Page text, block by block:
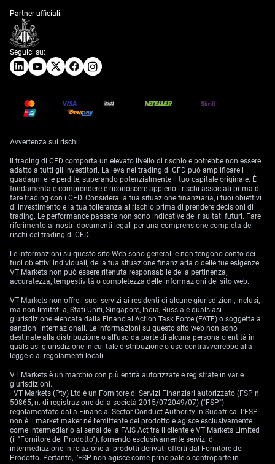
Seguici su:
Partner ufficiali:
Avvertenza sui rischi:
Il trading di CFD comporta un elevato livello di rischio e potrebbe non essere
adatto a tutti gli investitori. La leva nel trading di CFD può amplificare i
guadagni e le perdite, superando potenzialmente il tuo capitale originale. È
fondamentale comprendere e riconoscere appieno i rischi associati prima di
fare trading con i CFD. Considera la tua situazione finanziaria, i tuoi obiettivi
di investimento e la tua tolleranza al rischio prima di prendere decisioni di
trading. Le performance passate non sono indicative dei risultati futuri. Fare
riferimento ai nostri documenti legali per una comprensione completa dei
rischi del trading di CFD.
Le informazioni su questo sito Web sono generali e non tengono conto dei
tuoi obiettivi individuali, della tua situazione finanziaria o delle tue esigenze.
VT Markets non può essere ritenuta responsabile della pertinenza,
accuratezza, tempestività o completezza delle informazioni del sito web.
VT Markets non offre i suoi servizi ai residenti di alcune giurisdizioni, inclusi,
ma non limitati a, Stati Uniti, Singapore, India, Russia e qualsiasi
giurisdizione elencata dalla Financial Action Task Force (FATF) o soggetta a
sanzioni internazionali. Le informazioni su questo sito web non sono
destinate alla distribuzione o all'uso da parte di alcuna persona o entità in
qualsiasi giurisdizione in cui tale distribuzione o uso contravverrebbe alla
legge o ai regolamenti locali.
VT Markets è un marchio con più entità autorizzate e registrate in varie
giurisdizioni.
· VT Markets (Pty) Ltd è un Fornitore di Servizi Finanziari autorizzato (FSP n.
50865, n. di registrazione della società 2015/072049/07) ("FSP")
regolamentato dalla Financial Sector Conduct Authority in Sudafrica. L’FSP
non è il market maker né l’emittente del prodotto e agisce esclusivamente
come intermediario ai sensi della FAIS Act tra il cliente e VT Markets Limited
(il "Fornitore del Prodotto"), fornendo esclusivamente servizi di
intermediazione in relazione ai prodotti derivati offerti dal Fornitore del
Prodotto. Pertanto, l’FSP non agisce come principale o controparte in